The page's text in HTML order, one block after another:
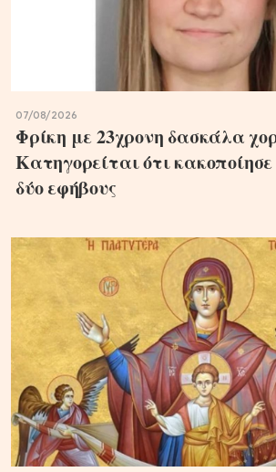
07/08/2026
Φρίκη με 23χρονη δασκάλα
Κατηγορείται ότι
δύο εφήβους